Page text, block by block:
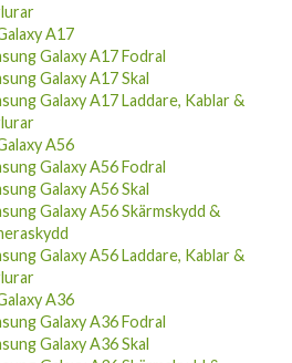
A17
Galaxy A17 Fodral
Galaxy A17 Skal
Galaxy A17 Laddare, Kablar &
A56
Galaxy A56 Fodral
Galaxy A56 Skal
Galaxy A56 Skärmskydd &
Galaxy A56 Laddare, Kablar &
A36
Galaxy A36 Fodral
Galaxy A36 Skal